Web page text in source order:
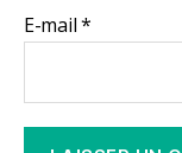
E-mail*